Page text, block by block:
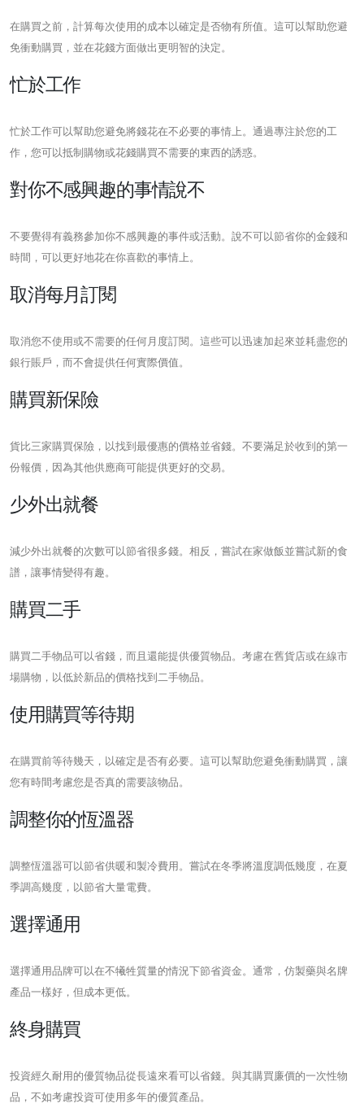
在購買之前，計算每次使用的成本以確定是否物有所值。這可以幫助您避
免衝動購買，並在花錢方面做出更明智的決定。
忙於工作
忙於工作可以幫助您避免將錢花在不必要的事情上。通過專注於您的工
作，您可以抵制購物或花錢購買不需要的東西的誘惑。
對你不感興趣的事情說不
不要覺得有義務參加你不感興趣的事件或活動。說不可以節省你的金錢和
時間，可以更好地花在你喜歡的事情上。
取消每月訂閱
取消您不使用或不需要的任何月度訂閱。這些可以迅速加起來並耗盡您的
銀行賬戶，而不會提供任何實際價值。
購買新保險
貨比三家購買保險，以找到最優惠的價格並省錢。不要滿足於收到的第一
份報價，因為其他供應商可能提供更好的交易。
少外出就餐
減少外出就餐的次數可以節省很多錢。相反，嘗試在家做飯並嘗試新的食
譜，讓事情變得有趣。
購買二手
購買二手物品可以省錢，而且還能提供優質物品。考慮在舊貨店或在線市
場購物，以低於新品的價格找到二手物品。
使用購買等待期
在購買前等待幾天，以確定是否有必要。這可以幫助您避免衝動購買，讓
您有時間考慮您是否真的需要該物品。
調整你的恆溫器
調整恆溫器可以節省供暖和製冷費用。嘗試在冬季將溫度調低幾度，在夏
季調高幾度，以節省大量電費。
選擇通用
選擇通用品牌可以在不犧牲質量的情況下節省資金。通常，仿製藥與名牌
產品一樣好，但成本更低。
終身購買
投資經久耐用的優質物品從長遠來看可以省錢。與其購買廉價的一次性物
品，不如考慮投資可使用多年的優質產品。